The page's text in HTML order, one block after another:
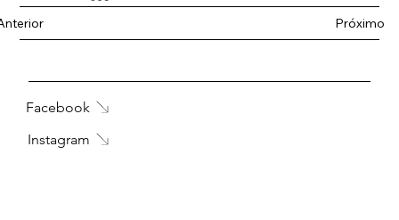
Próximo
Facebook
Instagram